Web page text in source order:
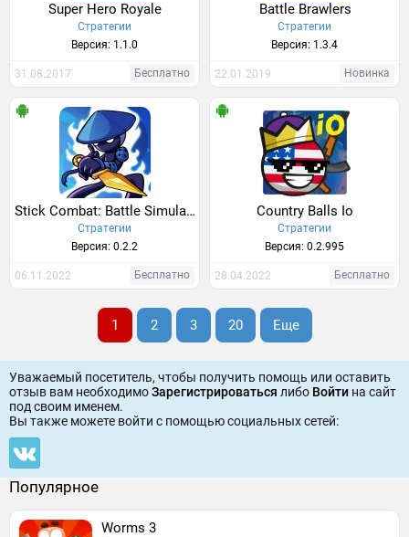
Super Hero Royale
Стратегии
Версия: 1.1.0
31.08.2017 Бесплатно
Battle Brawlers
Стратегии
Версия: 1.3.4
22.01.2019 Новинка
Stick Combat: Battle Simulator
Стратегии
Версия: 0.2.2
06.11.2022 Бесплатно
Country Balls Io
Стратегии
Версия: 0.2.995
28.04.2022 Бесплатно
1 2 3 20 Еще
Уважаемый посетитель, чтобы получить помощь или оставить
отзыв вам необходимоЗарегистрироваться либо Войти на сайт
под своим именем.
Вы также можете войти c помощью социальных сетей:
Популярное
Worms 3